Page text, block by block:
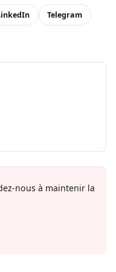
Telegram
nous à maintenir la